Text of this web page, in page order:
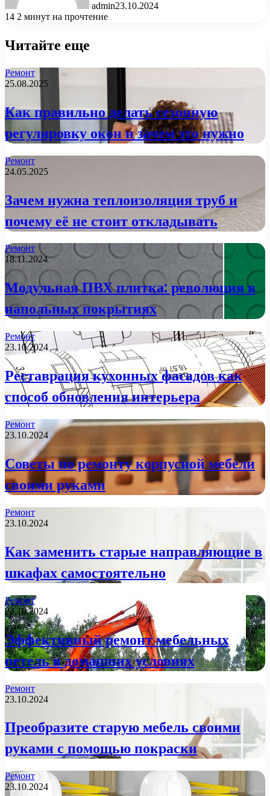
admin23.10.2024
14 2 минут на прочтение
Читайте еще
Ремонт
25.08.2025
Как правильно делать сезонную
регулировку окон и зачем это нужно
Ремонт
24.05.2025
Зачем нужна теплоизоляция труб и
почему её не стоит откладывать
Ремонт
18.11.2024
Модульная ПВХ плитка: революция в
напольных покрытиях
Ремонт
23.10.2024
Реставрация кухонных фасадов как
способ обновления интерьера
Ремонт
23.10.2024
Советы по ремонту корпусной мебели
своими руками
Ремонт
23.10.2024
Как заменить старые направляющие в
шкафах самостоятельно
Ремонт
23.10.2024
Эффективный ремонт мебельных
петель в домашних условиях
Ремонт
23.10.2024
Преобразите старую мебель своими
руками с помощью покраски
Ремонт
23.10.2024